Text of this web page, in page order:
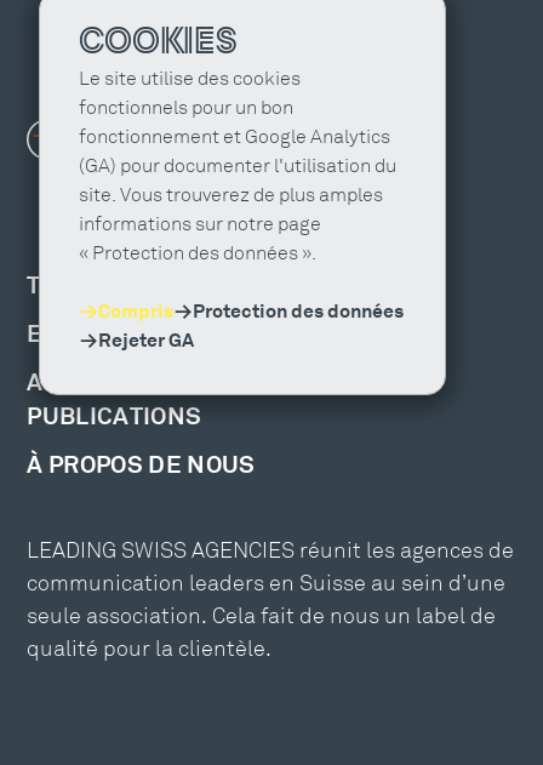
COOKIES
Le site utilise des cookies
fonctionnels pour un bon
fonctionnement et Google Analytics
(GA) pour documenter l'utilisation du
site. Vous trouverez de plus amples
informations sur notre page
« Protection des données ».
Compris
Protection des données
Rejeter GA
TROUVER UNE AGENCE
EMPLOIS ET FORMATION
ACTUALITÉS, ÉVÉNEMENTS ET
PUBLICATIONS
À PROPOS DE NOUS
LEADING SWISS AGENCIES réunit les agences de
communication leaders en Suisse au sein d’une
seule association. Cela fait de nous un label de
qualité pour la clientèle.